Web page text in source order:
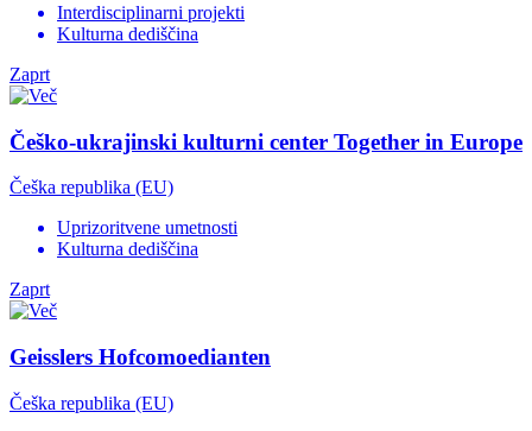
Interdisciplinarni projekti
Kulturna dediščina
Zaprt
Češko-ukrajinski kulturni center Together in Europe
Češka republika (EU)
Uprizoritvene umetnosti
Kulturna dediščina
Zaprt
Geisslers Hofcomoedianten
Češka republika (EU)